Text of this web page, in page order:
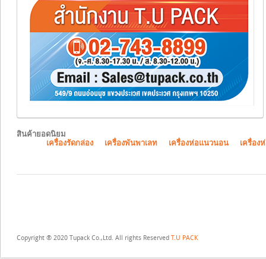
สินค้ายอดนิยม
เครื่องรัดกล่อง
เครื่องพันพาเลท เครื่องห่อแนวนอน เครื่อง
Copyright ® 2020 Tupack Co.,Ltd. All rights Reserved T.U PACK